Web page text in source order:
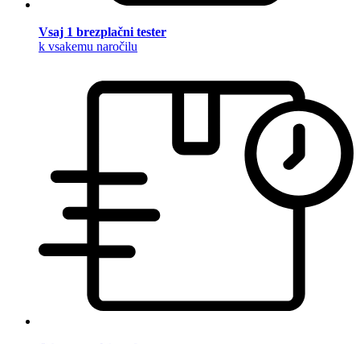
Vsaj 1 brezplačni tester
k vsakemu naročilu